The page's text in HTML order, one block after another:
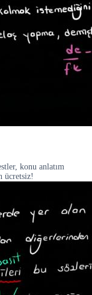
konu anlatım
ücretsiz!